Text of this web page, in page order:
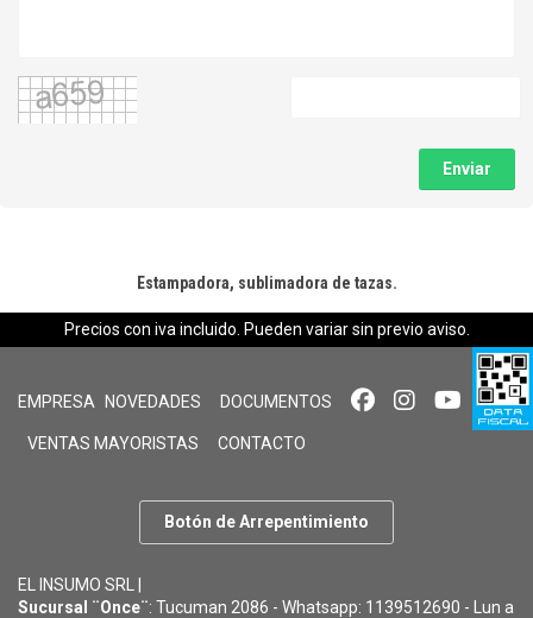
Enviar
Estampadora, sublimadora de tazas.
Precios con iva incluido. Pueden variar sin previo aviso.
EMPRESA NOVEDADES DOCUMENTOS
VENTAS MAYORISTAS CONTACTO
Botón de Arrepentimiento
EL INSUMO SRL |
Sucursal ¨Once¨: Tucuman 2086 - Whatsapp: 1139512690 - Lun a